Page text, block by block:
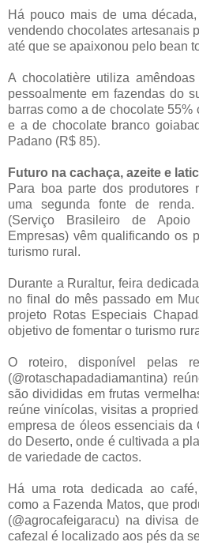
Há pouco mais de uma
vendendo chocolates artesanais
até que se apaixonou pelo bean
A chocolatière utiliza
pessoalmente em fazendas do
barras como a de chocolate
e a de chocolate branco
Padano (R$ 85).
Futuro na cachaça, azeite e
Para boa parte dos produtores
uma segunda fonte de
(Serviço Brasileiro de
Empresas) vêm qualificando os
turismo rural.
Durante a Ruraltur, feira
no final do mês passado em
projeto Rotas Especiais
objetivo de fomentar o turismo
O roteiro, disponível pelas
(@rotaschapadadiamantina)
são divididas em frutas
reúne vinícolas, visitas a
empresa de óleos essenciais da
do Deserto, onde é cultivada a
de variedade de cactos.
Há uma rota dedicada ao
como a Fazenda Matos, que
(@agrocafeigaracu) na divisa
cafezal é localizado aos pés da